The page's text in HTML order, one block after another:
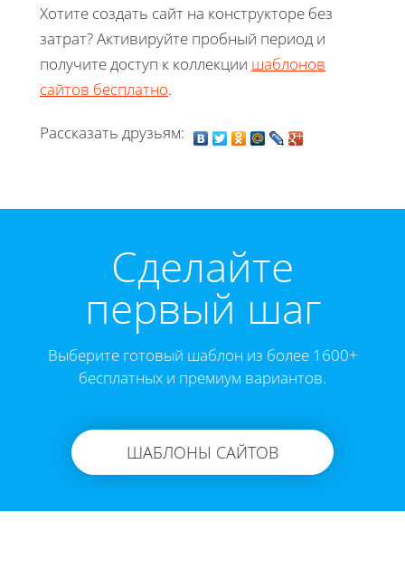
Хотите создать сайт на конструкторе без
затрат? Активируйте пробный период и
получите доступ к коллекции шаблонов
сайтов бесплатно.
Рассказать друзьям:
Cделайте
первый шаг
Выберите готовый шаблон из более 1600+
бесплатных и премиум вариантов.
ШАБЛОНЫ САЙТОВ